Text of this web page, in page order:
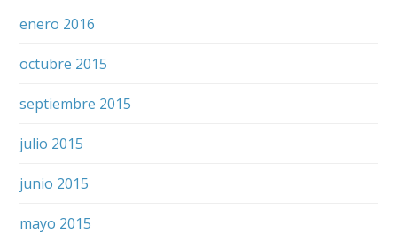
enero 2016
octubre 2015
septiembre 2015
julio 2015
junio 2015
mayo 2015